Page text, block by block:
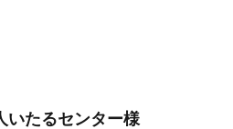
いたるセンター様